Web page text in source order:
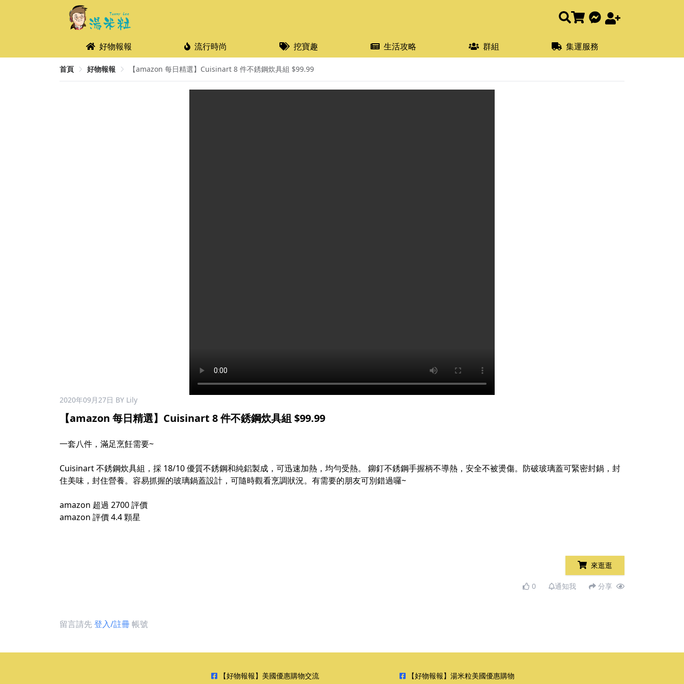
好物報報 流行時尚 挖寶趣 生活攻略 群組 集運服務
首頁 好物報報 【amazon 每日精選】Cuisinart 8 件不銹鋼炊具組 $99.99
2020年09月27日 BY Lily
【amazon 每日精選】Cuisinart 8 件不銹鋼炊具組 $99.99
一套八件，滿足烹飪需要~
Cuisinart 不銹鋼炊具組，採 18/10 優質不銹鋼和純鋁製成，可迅速加熱，均勻受熱。 鉚釘不銹鋼手握柄不導熱，安全不被燙傷。防破玻璃蓋可緊密封鍋，封
住美味，封住營養。容易抓握的玻璃鍋蓋設計，可隨時觀看烹調狀況。有需要的朋友可別錯過囉~
amazon 超過 2700 評價
amazon 評價 4.4 顆星
來逛逛
0 通知我 分享
留言請先登入/註冊帳號
【好物報報】美國優惠購物交流 【好物報報】湯米粒美國優惠購物